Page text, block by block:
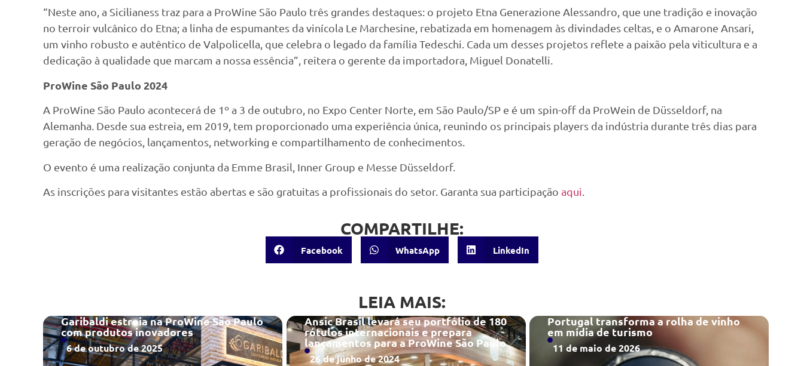
“Neste ano, a Sicilianess traz para a ProWine São Paulo três grandes destaques: o projeto Etna Generazione Alessandro, que une tradição e inovação
no terroir vulcânico do Etna; a linha de espumantes da vinícola Le Marchesine, rebatizada em homenagem às divindades celtas, e o Amarone Ansari,
um vinho robusto e autêntico de Valpolicella, que celebra o legado da família Tedeschi. Cada um desses projetos reflete a paixão pela viticultura e a
dedicação à qualidade que marcam a nossa essência”, reitera o gerente da importadora, Miguel Donatelli.
ProWine São Paulo 2024
A ProWine São Paulo acontecerá de 1º a 3 de outubro, no Expo Center Norte, em São Paulo/SP e é um spin-off da ProWein de Düsseldorf, na
Alemanha. Desde sua estreia, em 2019, tem proporcionado uma experiência única, reunindo os principais players da indústria durante três dias para
geração de negócios, lançamentos, networking e compartilhamento de conhecimentos.
O evento é uma realização conjunta da Emme Brasil, Inner Group e Messe Düsseldorf.
As inscrições para visitantes estão abertas e são gratuitas a profissionais do setor. Garanta sua participação aqui
COMPARTILHE:
Facebook WhatsApp LinkedIn
LEIA MAIS:
Garibaldi estreia na ProWine São Paulo
com produtos inovadores
6 de outubro de 2025
Ansic Brasil levará seu portfólio de 180
rótulos internacionais e prepara
lançamentos para a ProWine São Paulo
26 de junho de 2024
Portugal transforma a rolha de vinho
em mídia de turismo
11 de maio de 2026